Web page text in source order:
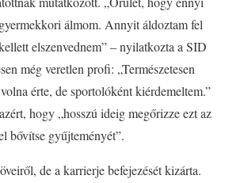
álmom. Annyit áldoztam fel
elszenvednem” – nyilatkozta a SID
még veretlen profi: „Természetesen
érte, de sportolóként kiérdemeltem.”
hogy „hosszú ideig megőrizze ezt az
bővítse gyűjteményét”.
de a karrierje befejezését kizárta.